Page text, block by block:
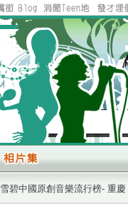
雪碧中國原創音樂流行榜- 重慶